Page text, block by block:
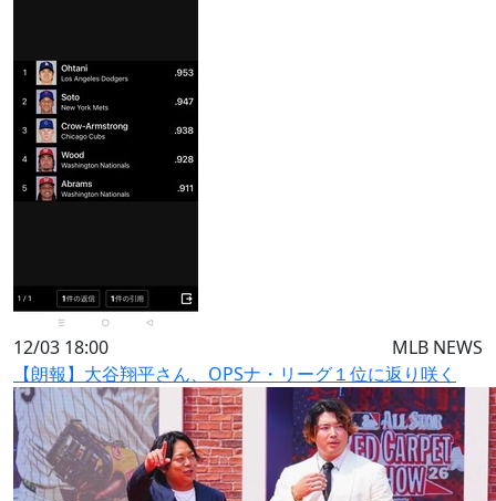
12/03 18:00
MLB NEWS
【朗報】大谷翔平さん、OPSナ・リーグ１位に返り咲く